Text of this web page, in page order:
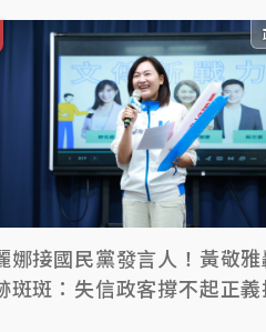
娜接國民黨發言人！黃敬雅
斑斑：失信政客撐不起正義